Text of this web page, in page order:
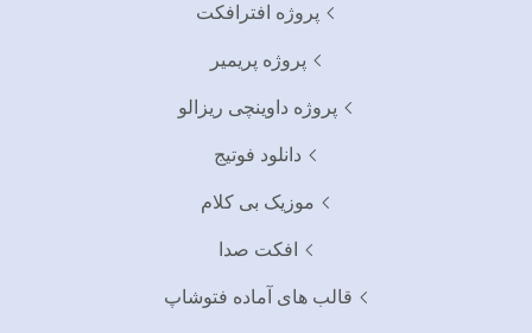
پروژه افترافکت
پروژه پریمیر
پروژه داوینچی ریزالو
دانلود فوتیج
موزیک بی کلام
افکت صدا
قالب های آماده فتوشاپ